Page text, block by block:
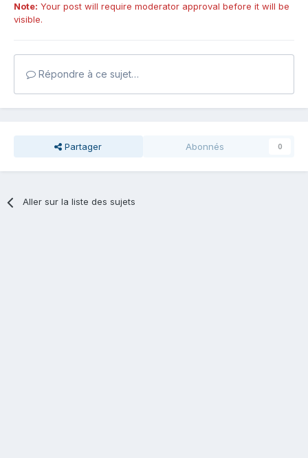
Note: Your post will require moderator approval before it will be
visible.
Répondre à ce sujet…
Partager Abonnés 0
Aller sur la liste des sujets